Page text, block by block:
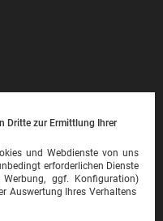
Dritte zur Ermittlung Ihrer
und Webdienste von uns
erforderlichen Dienste
ggf. Konfiguration)
Auswertung Ihres Verhaltens